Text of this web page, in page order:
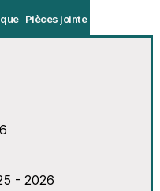
Pièces jointe
- 2026